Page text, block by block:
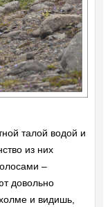
талой водой и
из них
–
довольно
и видишь,